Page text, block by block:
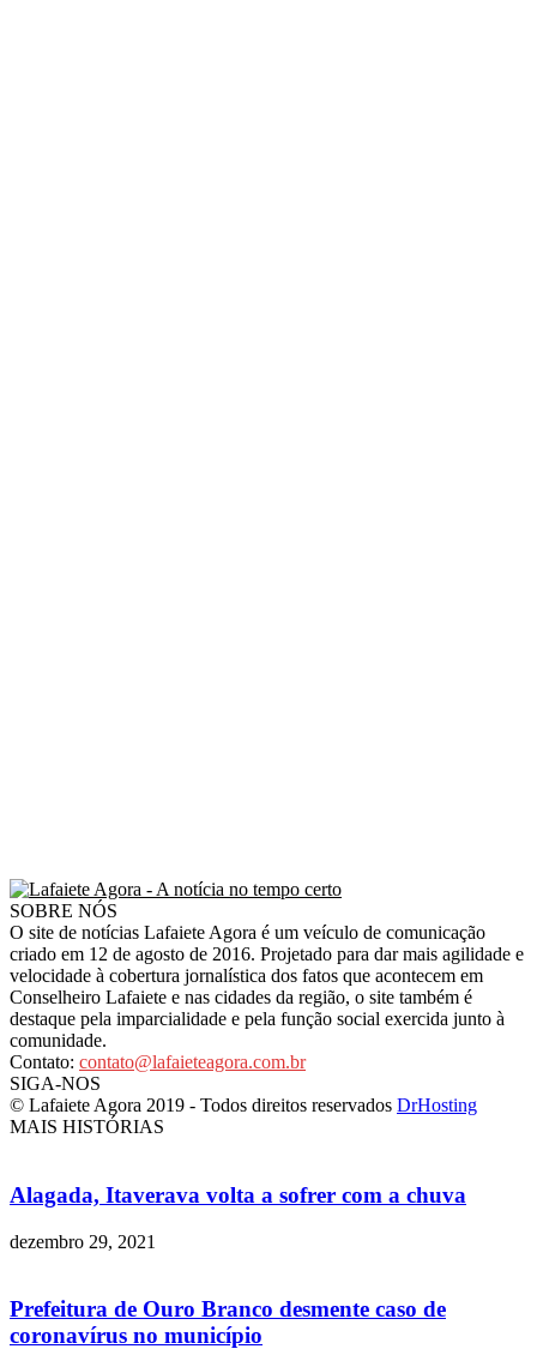
SOBRE NÓS
O site de notícias Lafaiete Agora é um veículo de comunicação
criado em 12 de agosto de 2016. Projetado para dar mais agilidade e
velocidade à cobertura jornalística dos fatos que acontecem em
Conselheiro Lafaiete e nas cidades da região, o site também é
destaque pela imparcialidade e pela função social exercida junto à
comunidade.
Contato: contato@lafaieteagora.com.br
SIGA-NOS
© Lafaiete Agora 2019 - Todos direitos reservados DrHosting
MAIS HISTÓRIAS
Alagada, Itaverava volta a sofrer com a chuva
dezembro 29, 2021
Prefeitura de Ouro Branco desmente caso de
coronavírus no município